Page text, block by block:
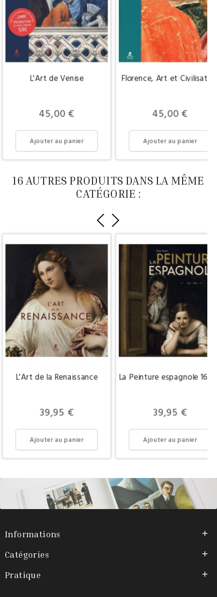
L'Art de Venise
Prix
45,00 €
Ajouter au panier
Florence, Art et
Prix
45,00 €
Ajouter au panier
16 AUTRES PRODUITS DANS LA MÊME
CATÉGORIE :
L'Art de la Renaissance
Prix
39,95 €
Ajouter au panier
La Peinture espagnole
Prix
39,95 €
Ajouter au panier
Informations 
Catégories 
Pratique 